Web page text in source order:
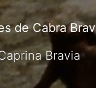
de Cabra
Bravia